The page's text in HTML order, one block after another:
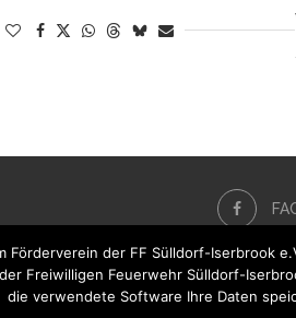
Förderverein der FF Sülldorf-Iserbrook
Freiwilligen Feuerwehr Sülldorf-
die verwendete Software Ihre Daten